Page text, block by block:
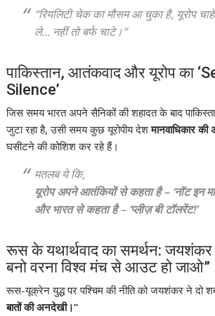
“रियलिटी चेक का मौसम आ चुका है, यूरोप चाहे
ले… नहीं तो बर्फ चाटे।”
पाकिस्तान, आतंकवाद और यूरोप का
Silence’
जिस समय भारत अपने सैनिकों की शहादत के बाद
जुटा रहा है, उसी समय कुछ यूरोपीय देशमानवाधिकार
घसीटने की कोशिश कर रहे हैं।
मतलब ये कि,
यूरोप अपने आतंकियों से कहता है – ‘नॉट इन
और भारत से कहता है – ‘प्लीज़ बी टॉलरेंट!’
रूस के यथार्थवाद का समर्थन: जयशंकर
बनो वरना विश्व मंच से आउट हो जाओ”
रूस-यूक्रेन युद्ध पर पश्चिम की नीति को जयशंकर ने दो
बातों की अनदेखी।”